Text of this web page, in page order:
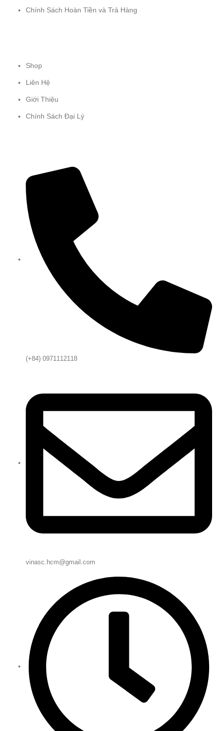
Chính Sách Hoàn Tiền và Trả Hàng
Shop
Liên Hệ
Giới Thiệu
Chính Sách Đại Lý
(+84) 0971112118
vinasc.hcm@gmail.com